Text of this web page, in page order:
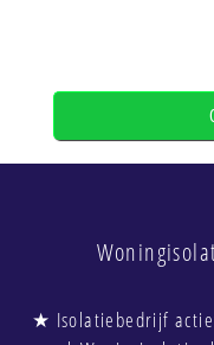
★ Isolatiebedrijf